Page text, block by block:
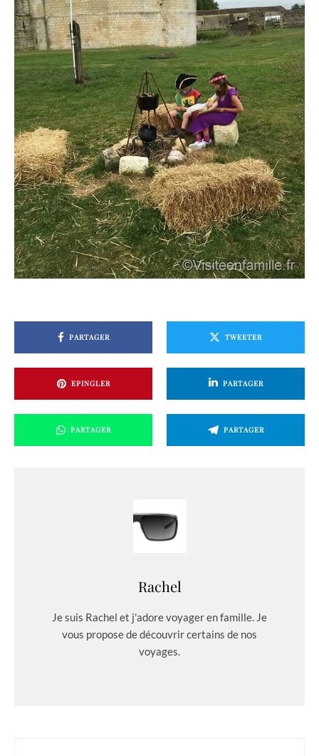
PARTAGER TWEETER
EPINGLER PARTAGER
PARTAGER PARTAGER
Rachel
Je suis Rachel et j'adore voyager en famille. Je
vous propose de découvrir certains de nos
voyages.